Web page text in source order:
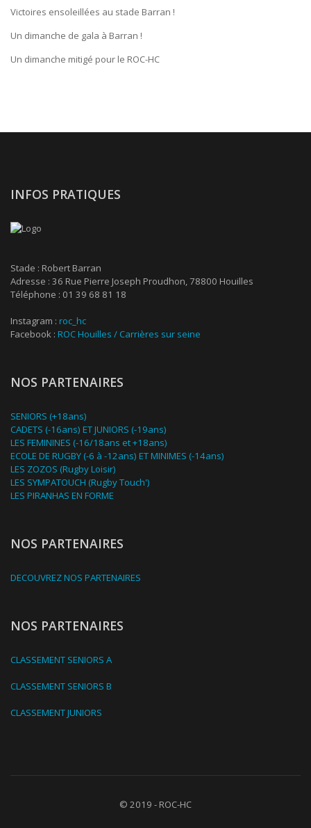
Victoires ensoleillées au stade Barran !
Un dimanche de gala à Barran !
Un dimanche mitigé pour le ROC-HC
INFOS PRATIQUES
Stade : Robert Barran
Adresse : 36 Rue Pierre Joseph Proudhon, 78800 Houilles
Téléphone : 01 39 68 81 18
Instagram : roc_hc
Facebook : ROC Houilles / Carrières sur seine
NOS PARTENAIRES
SENIORS (+18ans)
CADETS (-16ans) ET JUNIORS (-19ans)
LES FEMININES (-16/18ans et +18ans)
ECOLE DE RUGBY (-6 à -12ans) ET MINIMES (-14ans)
LES ZOZOS (Rugby Loisir)
LES SYMPATOUCH (Rugby Touch')
LES PIRANHAS EN FORME
NOS PARTENAIRES
DECOUVREZ NOS PARTENAIRES
NOS PARTENAIRES
CLASSEMENT SENIORS A
CLASSEMENT SENIORS B
CLASSEMENT JUNIORS
© 2019 - ROC-HC